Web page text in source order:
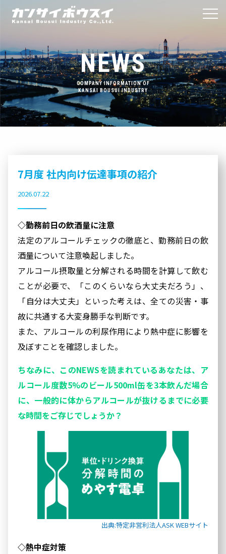
NEWS
COMPANY INFORMATION OF
KANSAI BOUSUI INDUSTRY
7月度 社内向け伝達事項の紹介
2026.07.22
◇勤務前日の飲酒量に注意
法定のアルコールチェックの徹底と、勤務前日の飲
酒量について注意喚起しました。
アルコール摂取量と分解される時間を計算して飲む
ことが必要で、「このくらいなら大丈夫だろう」、
「自分は大丈夫」といった考えは、全ての災害・事
故に共通する大変身勝手な判断です。
また、アルコールの利尿作用により熱中症に影響を
及ぼすことを確認しました。
ちなみに、このNEWSを読まれているあなたは、ア
ルコール度数5%のビール500ml缶を3本飲んだ場合
に、一般的に体からアルコールが抜けるまでに必要
な時間をご存じでしょうか？
出典:特定非営利法人ASK WEBサイト
◇熱中症対策